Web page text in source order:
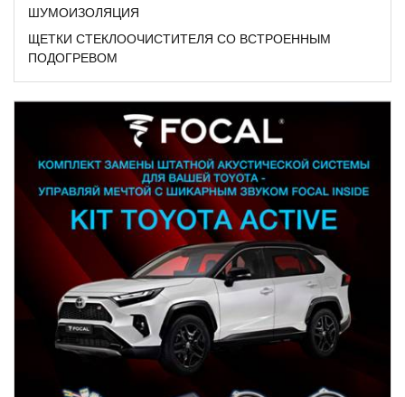
ШУМОИЗОЛЯЦИЯ
ЩЕТКИ СТЕКЛООЧИСТИТЕЛЯ СО ВСТРОЕННЫМ
ПОДОГРЕВОМ